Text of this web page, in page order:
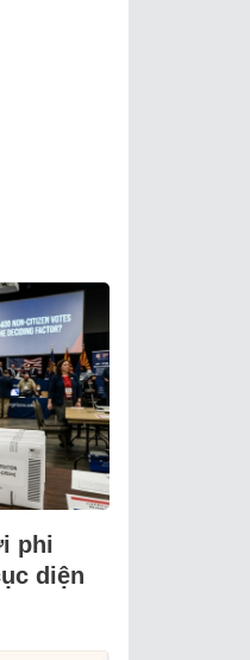
phi
diện